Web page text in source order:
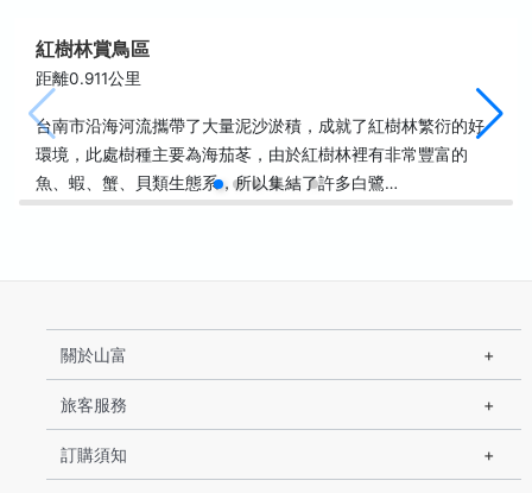
紅樹林賞鳥區
距離0.911公里
台南市沿海河流攜帶了大量泥沙淤積，成就了紅樹林繁衍的好
環境，此處樹種主要為海茄苳，由於紅樹林裡有非常豐富的
魚、蝦、蟹、貝類生態系，所以集結了許多白鷺…
關於山富
旅客服務
訂購須知